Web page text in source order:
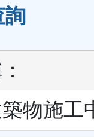
詢
物施工